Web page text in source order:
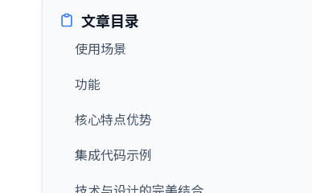
文章目录
使用场景
功能
核心特点优势
集成代码示例